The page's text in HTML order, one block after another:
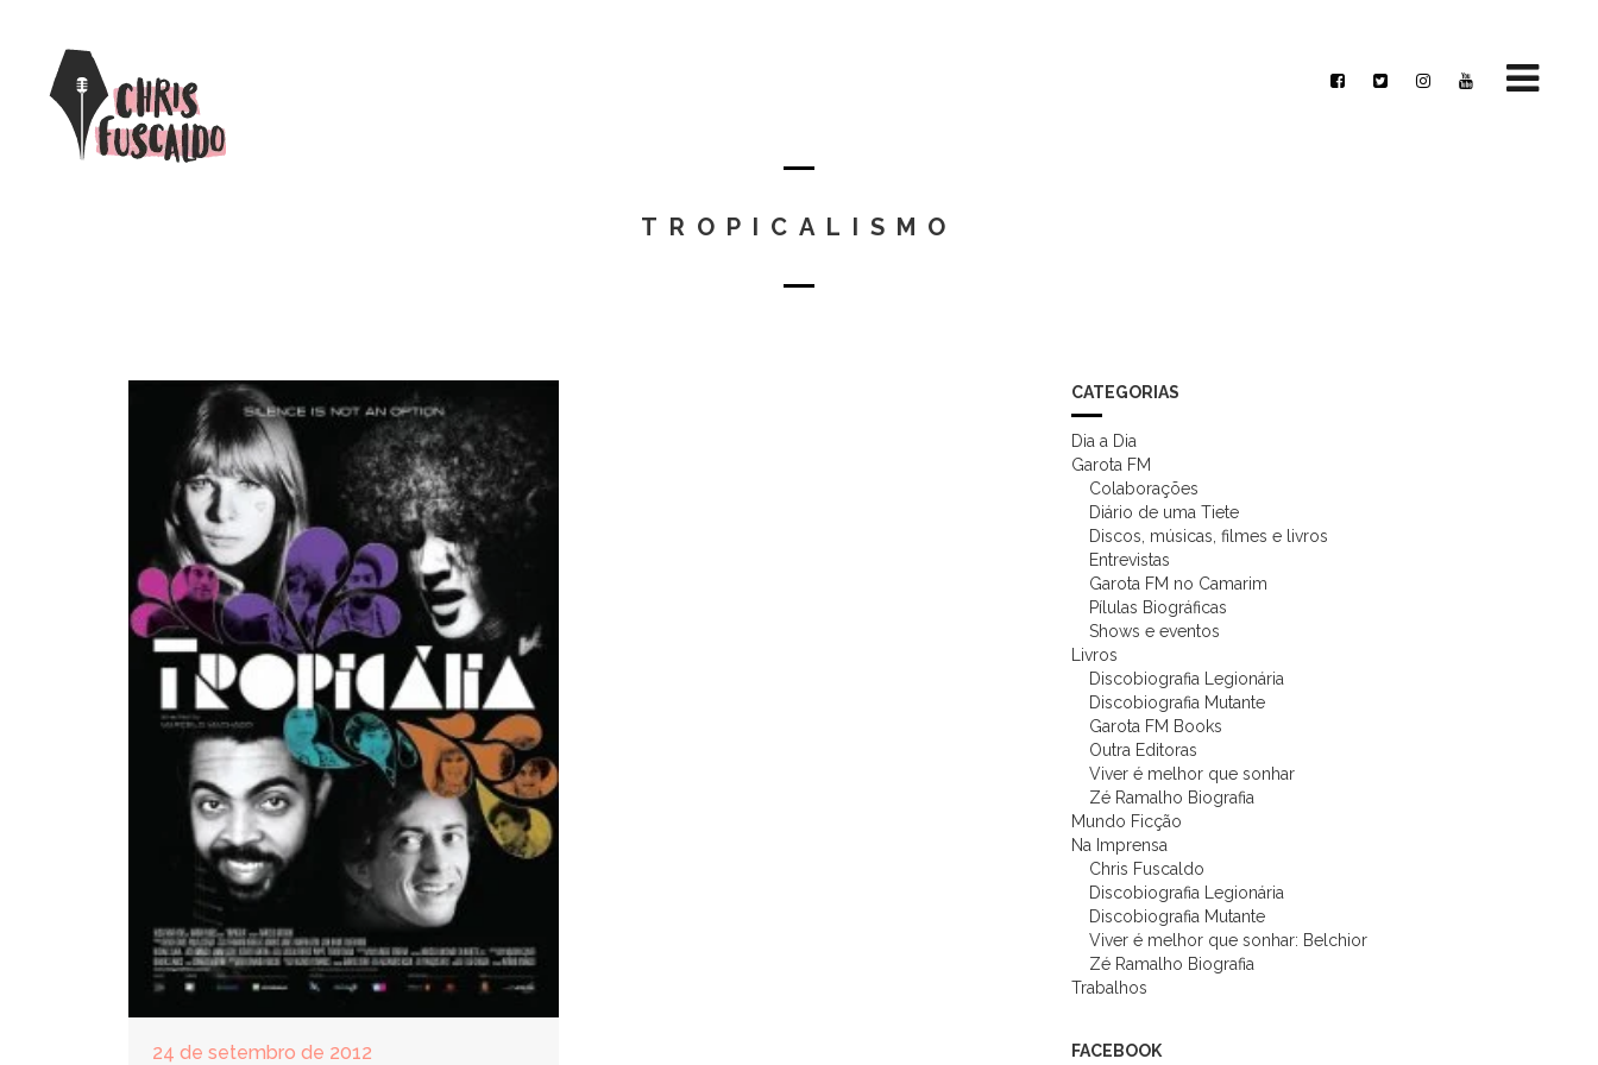
TROPICALISMO
24 de setembro de 2012
CATEGORIAS
Dia a Dia
Garota FM
Colaborações
Diário de uma Tiete
Discos, músicas, filmes e livros
Entrevistas
Garota FM no Camarim
Pílulas Biográficas
Shows e eventos
Livros
Discobiografia Legionária
Discobiografia Mutante
Garota FM Books
Outra Editoras
Viver é melhor que sonhar
Zé Ramalho Biografia
Mundo Ficção
Na Imprensa
Chris Fuscaldo
Discobiografia Legionária
Discobiografia Mutante
Viver é melhor que sonhar: Belchior
Zé Ramalho Biografia
Trabalhos
FACEBOOK